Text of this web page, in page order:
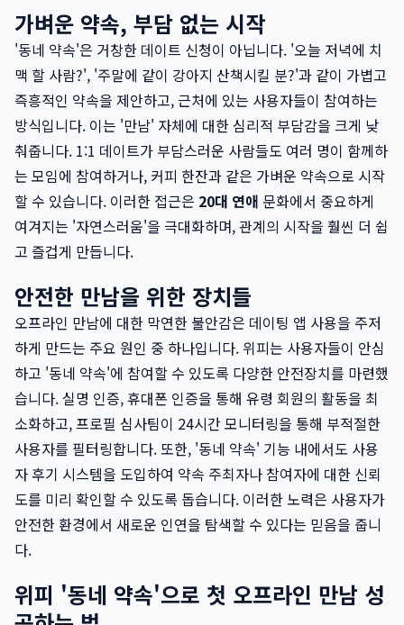
가벼운 약속, 부담 없는 시작
'동네 약속'은 거창한 데이트 신청이 아닙니다. '오늘 저녁에 치
맥 할 사람?', '주말에 같이 강아지 산책시킬 분?'과 같이 가볍고
즉흥적인 약속을 제안하고, 근처에 있는 사용자들이 참여하는
방식입니다. 이는 '만남' 자체에 대한 심리적 부담감을 크게 낮
춰줍니다. 1:1 데이트가 부담스러운 사람들도 여러 명이 함께하
는 모임에 참여하거나, 커피 한잔과 같은 가벼운 약속으로 시작
할 수 있습니다. 이러한 접근은 20대 연애 문화에서 중요하게
여겨지는 '자연스러움'을 극대화하며, 관계의 시작을 훨씬 더 쉽
고 즐겁게 만듭니다.
안전한 만남을 위한 장치들
오프라인 만남에 대한 막연한 불안감은 데이팅 앱 사용을 주저
하게 만드는 주요 원인 중 하나입니다. 위피는 사용자들이 안심
하고 '동네 약속'에 참여할 수 있도록 다양한 안전장치를 마련했
습니다. 실명 인증, 휴대폰 인증을 통해 유령 회원의 활동을 최
소화하고, 프로필 심사팀이 24시간 모니터링을 통해 부적절한
사용자를 필터링합니다. 또한, '동네 약속' 기능 내에서도 사용
자 후기 시스템을 도입하여 약속 주최자나 참여자에 대한 신뢰
도를 미리 확인할 수 있도록 돕습니다. 이러한 노력은 사용자가
안전한 환경에서 새로운 인연을 탐색할 수 있다는 믿음을 줍니
다.
위피 '동네 약속'으로 첫 오프라인 만남 성